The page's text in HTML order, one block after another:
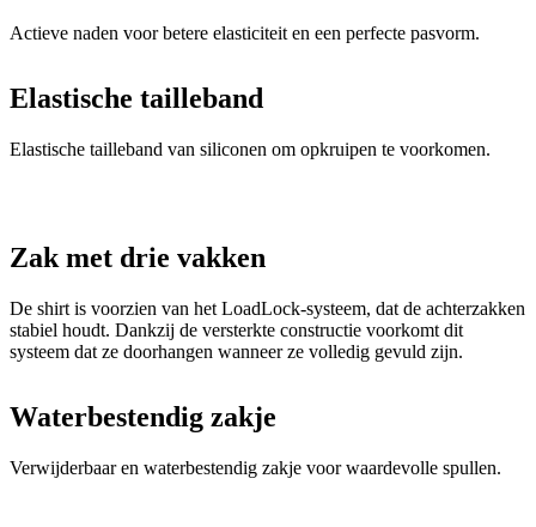
Actieve naden voor betere elasticiteit en een perfecte pasvorm.
Elastische tailleband
Elastische tailleband van siliconen om opkruipen te voorkomen.
Zak met drie vakken
De shirt is voorzien van het LoadLock-systeem, dat de achterzakken
stabiel houdt. Dankzij de versterkte constructie voorkomt dit
systeem dat ze doorhangen wanneer ze volledig gevuld zijn.
Waterbestendig zakje
Verwijderbaar en waterbestendig zakje voor waardevolle spullen.